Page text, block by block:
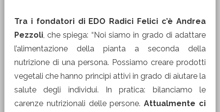
Tra i fondatori di EDO Radici Felici c’è Andrea
Pezzoli, che spiega: “Noi siamo in grado di adattare
l’alimentazione della pianta a seconda della
nutrizione di una persona. Possiamo creare prodotti
vegetali che hanno principi attivi in grado di aiutare la
salute degli individui. In pratica: bilanciamo le
carenze nutrizionali delle persone.Attualmente ci